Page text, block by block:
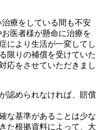
療をしている間も不安
医者様が懸命に治療を
により生活が一変してし
限りの補償を受けていた
応をさせていただきまし
認められなければ、賠償
な基準があることは少な
た根拠資料によって、大